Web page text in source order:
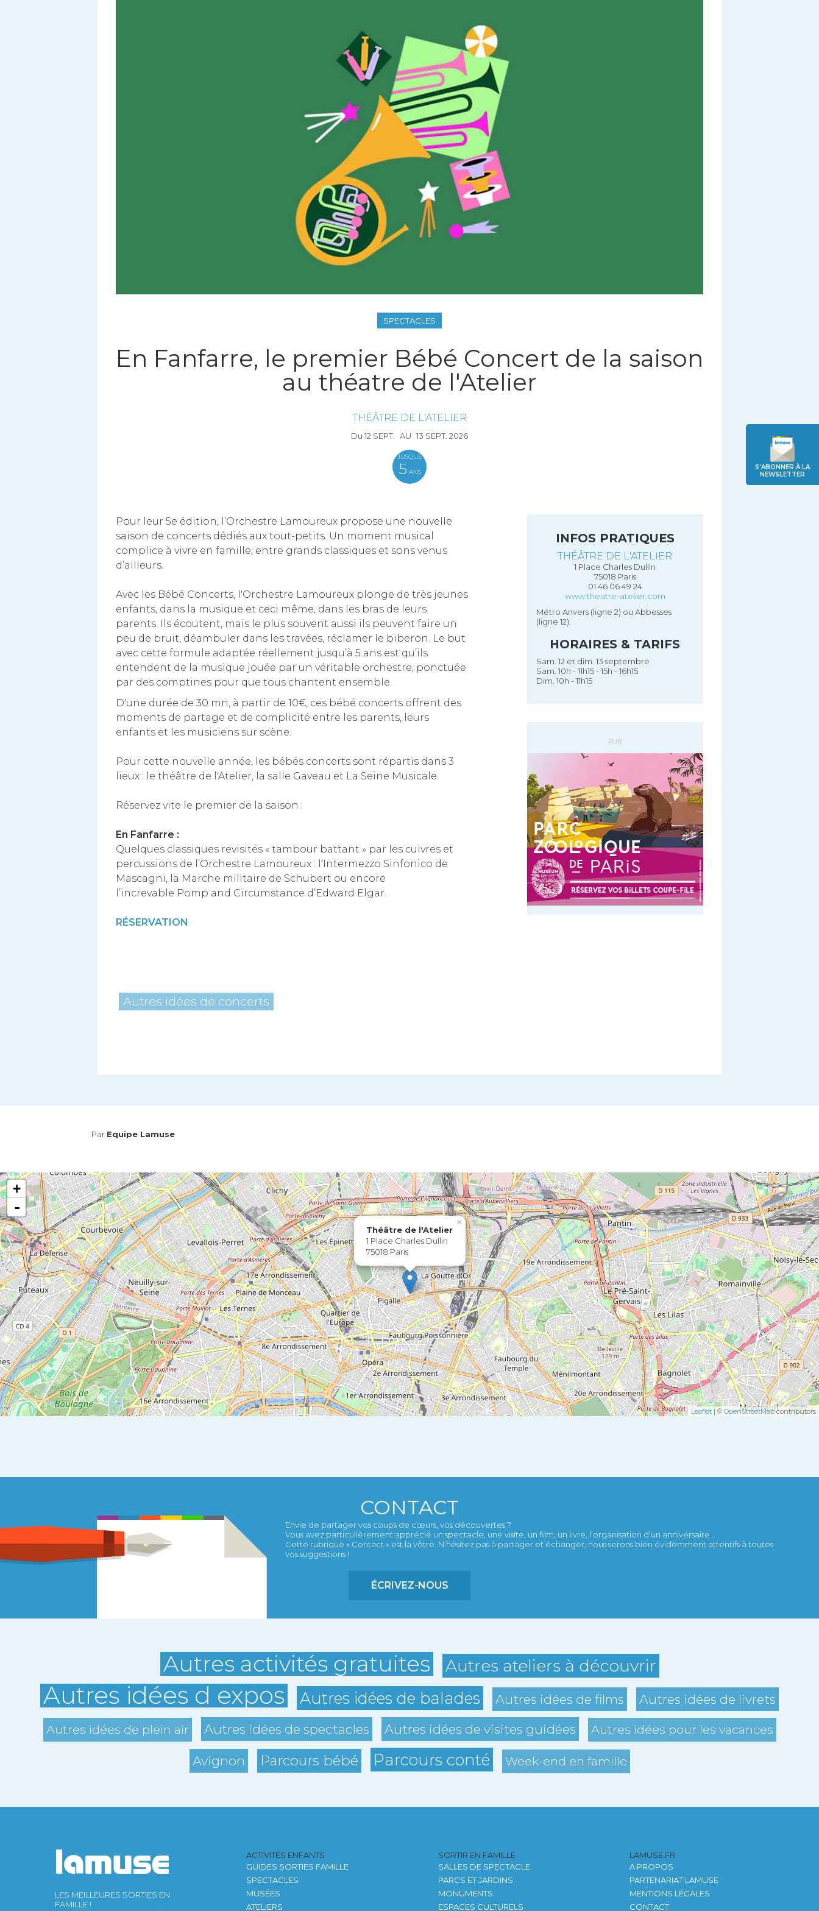
S'ABONNER À LA
NEWSLETTER
SPECTACLES
En Fanfarre, le premier Bébé Concert de la saison
au théatre de l'Atelier
THÉÂTRE DE L'ATELIER
Du 12 SEPT. AU 13 SEPT. 2026
JUSQUE
5 ANS
Pour leur 5e édition, l’Orchestre Lamoureux propose une nouvelle
saison de concerts dédiés aux tout-petits. Un moment musical
complice à vivre en famille, entre grands classiques et sons venus
d’ailleurs.
Avec les Bébé Concerts, l'Orchestre Lamoureux plonge de très jeunes
enfants, dans la musique et ceci même, dans les bras de leurs
parents. Ils écoutent, mais le plus souvent aussi ils peuvent faire un
peu de bruit, déambuler dans les travées, réclamer le biberon. Le but
avec cette formule adaptée réellement jusqu’à 5 ans est qu’ils
entendent de la musique jouée par un véritable orchestre, ponctuée
par des comptines pour que tous chantent ensemble.
D'une durée de 30 mn, à partir de 10€, ces bébé concerts offrent des
moments de partage et de complicité entre les parents, leurs
enfants et les musiciens sur scène.
Pour cette nouvelle année, les bébés concerts sont répartis dans 3
lieux : le théâtre de l'Atelier, la salle Gaveau et La Seine Musicale.
Réservez vite le premier de la saison :
En Fanfarre :
Quelques classiques revisités « tambour battant » par les cuivres et
percussions de l’Orchestre Lamoureux : l‘Intermezzo Sinfonico de
Mascagni, la Marche militaire de Schubert ou encore
l’increvable Pomp and Circumstance d’Edward Elgar.
RÉSERVATION
Autres idées de concerts
INFOS PRATIQUES
THÉÂTRE DE L'ATELIER
1 Place Charles Dullin
75018 Paris
01 46 06 49 24
www.theatre-atelier.com
Métro Anvers (ligne 2) ou Abbesses
(ligne 12).
HORAIRES & TARIFS
Sam. 12 et dim. 13 septembre
Sam. 10h - 11h15 - 15h - 16h15
Dim. 10h - 11h15
PUB
Par Equipe Lamuse
×
Théâtre de l'Atelier
1 Place Charles Dullin
75018 Paris
+
-
Leaflet | © OpenStreetMapcontributors
CONTACT
Envie de partager vos coups de cœurs, vos découvertes ?
Vous avez particulièrement apprécié un spectacle, une visite, un film, un livre, l’organisation d’un anniversaire...
Cette rubrique « Contact » est la vôtre. N’hésitez pas à partager et échanger, nous serons bien évidemment attentifs à toutes
vos suggestions !
ÉCRIVEZ-NOUS
Autres activités gratuites Autres ateliers à découvrir
Autres idées d expos Autres idées de balades Autres idées de films Autres idées de livrets
Autres idées de plein air Autres idées de spectacles Autres idées de visites guidées Autres idées pour les vacances
Avignon Parcours bébé Parcours conté Week-end en famille
LES MEILLEURES SORTIES EN
FAMILLE !
ACTIVITÉS ENFANTS
GUIDES SORTIES FAMILLE
SPECTACLES
MUSÉES
ATELIERS
SORTIR EN FAMILLE
SALLES DE SPECTACLE
PARCS ET JARDINS
MONUMENTS
ESPACES CULTURELS
LAMUSE.FR
A PROPOS
PARTENARIAT LAMUSE
MENTIONS LÉGALES
CONTACT